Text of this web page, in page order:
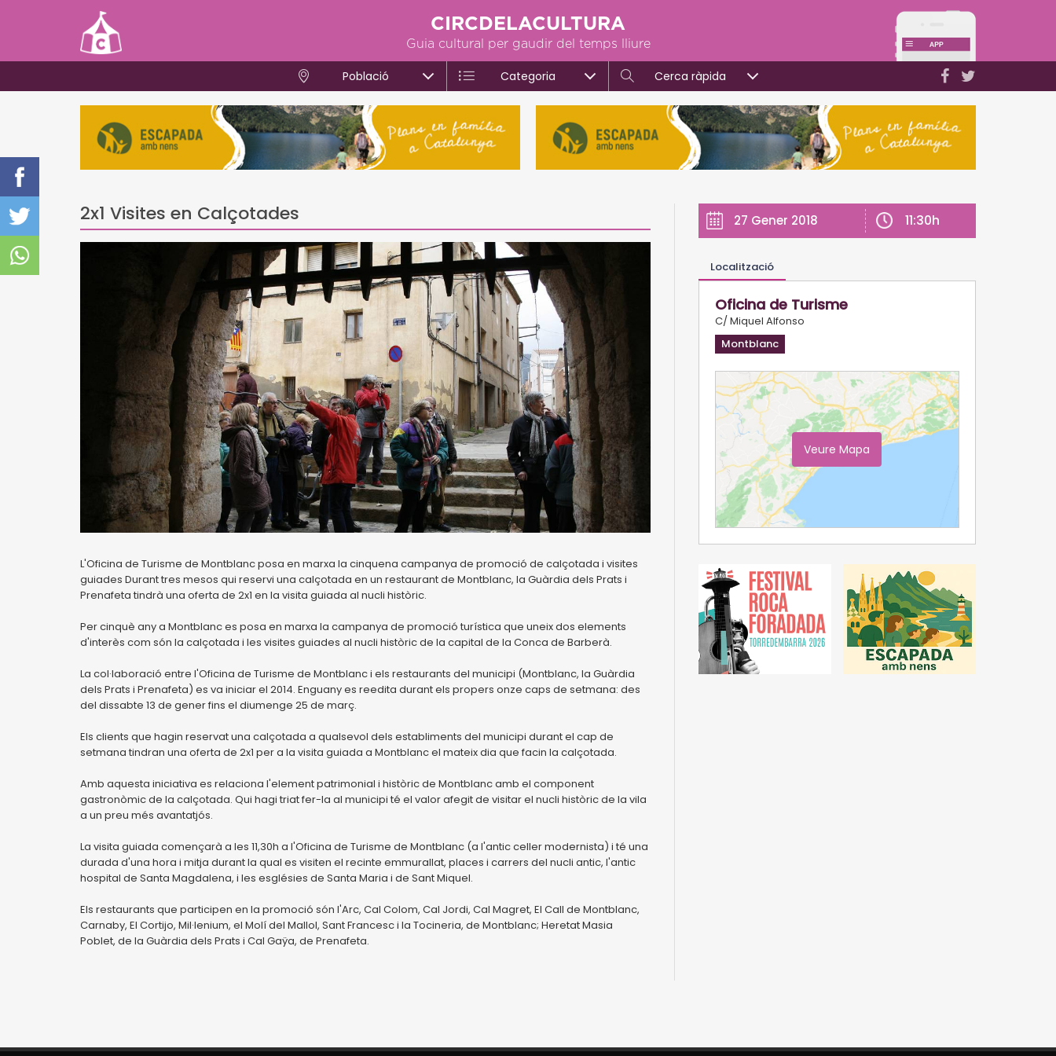
CIRCDELACULTURA
Guia cultural per gaudir del temps lliure
Població Categoria Cerca ràpida
2x1 Visites en Calçotades
L'Oficina de Turisme de Montblanc posa en marxa la cinquena campanya de promoció de calçotada i visites
guiades Durant tres mesos qui reservi una calçotada en un restaurant de Montblanc, la Guàrdia dels Prats i
Prenafeta tindrà una oferta de 2x1 en la visita guiada al nucli històric.
Per cinquè any a Montblanc es posa en marxa la campanya de promoció turística que uneix dos elements
d'interès com són la calçotada i les visites guiades al nucli històric de la capital de la Conca de Barberà.
La col·laboració entre l'Oficina de Turisme de Montblanc i els restaurants del municipi (Montblanc, la Guàrdia
dels Prats i Prenafeta) es va iniciar el 2014. Enguany es reedita durant els propers onze caps de setmana: des
del dissabte 13 de gener fins el diumenge 25 de març.
Els clients que hagin reservat una calçotada a qualsevol dels establiments del municipi durant el cap de
setmana tindran una oferta de 2x1 per a la visita guiada a Montblanc el mateix dia que facin la calçotada.
Amb aquesta iniciativa es relaciona l'element patrimonial i històric de Montblanc amb el component
gastronòmic de la calçotada. Qui hagi triat fer-la al municipi té el valor afegit de visitar el nucli històric de la vila
a un preu més avantatjós.
La visita guiada començarà a les 11,30h a l'Oficina de Turisme de Montblanc (a l'antic celler modernista) i té una
durada d'una hora i mitja durant la qual es visiten el recinte emmurallat, places i carrers del nucli antic, l'antic
hospital de Santa Magdalena, i les esglésies de Santa Maria i de Sant Miquel.
Els restaurants que participen en la promoció són l'Arc, Cal Colom, Cal Jordi, Cal Magret, El Call de Montblanc,
Carnaby, El Cortijo, Mil·lenium, el Molí del Mallol, Sant Francesc i la Tocineria, de Montblanc; Heretat Masia
Poblet, de la Guàrdia dels Prats i Cal Gaÿa, de Prenafeta.
27 Gener 2018 11:30h
Localització
Oficina de Turisme
C/ Miquel Alfonso
Montblanc
Veure Mapa